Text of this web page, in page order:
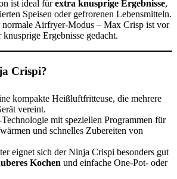
ist ideal fürextra knusprige Ergebnisse,
Speisen oder gefrorenen Lebensmitteln.
Airfryer-Modus – Max Crisp ist vor
Ergebnisse gedacht.
Crispi?
kompakte Heißluftfritteuse, die mehrere
vereint.
mit speziellen Programmen für
und schnelles Zubereiten von
eignet sich der Ninja Crispi besonders gut
Kochen und einfache One-Pot- oder